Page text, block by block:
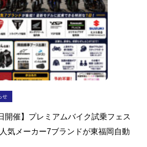
教習生ページ
せ
開催】プレミアムバイク試乗フェス
気メーカー7ブランドが東福岡自動